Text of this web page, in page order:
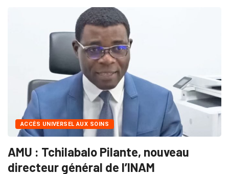
ACCÈS UNIVERSEL AUX SOINS
AMU : Tchilabalo Pilante, nouveau
directeur général de l’INAM